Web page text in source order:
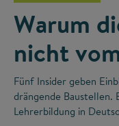
Warum
nicht
Fünf Insider geben
drängende Baustellen.
Lehrerbildung in